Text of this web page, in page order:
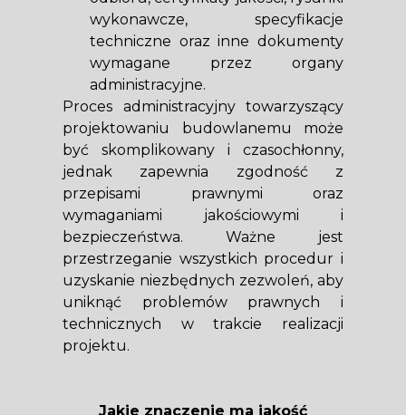
wykonawcze, specyfikacje
techniczne oraz inne dokumenty
wymagane przez organy
administracyjne.
Proces administracyjny towarzyszący
projektowaniu budowlanemu może
być skomplikowany i czasochłonny,
jednak zapewnia zgodność z
przepisami prawnymi oraz
wymaganiami jakościowymi i
bezpieczeństwa. Ważne jest
przestrzeganie wszystkich procedur i
uzyskanie niezbędnych zezwoleń, aby
uniknąć problemów prawnych i
technicznych w trakcie realizacji
projektu.
Jakie znaczenie ma jakość